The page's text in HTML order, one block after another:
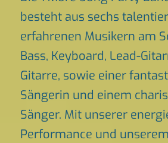
besteht aus sechs
erfahrenen Musikern am
Bass, Keyboard, Lead-
Gitarre, sowie einer
Sängerin und einem
Sänger. Mit unserer
Performance und unserem